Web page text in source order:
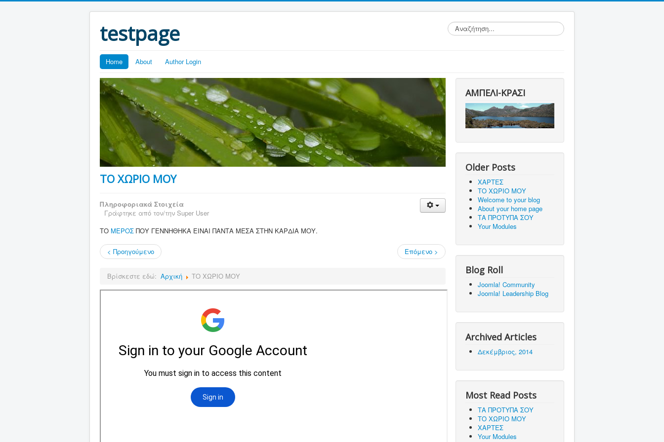
testpage Αναζήτηση...
Home About Author Login
ΤΟ ΧΩΡΙΟ ΜΟΥ
Πληροφοριακά Στοιχεία
Γράφτηκε από τον/την Super User
ΤΟ ΜΕΡΟΣ ΠΟΥ ΓΕΝΝΗΘΗΚΑ ΕΙΝΑΙ ΠΑΝΤΑ ΜΕΣΑ ΣΤΗΝ ΚΑΡΔΙΑ ΜΟΥ.
< Προηγούμενο Επόμενο >
Βρίσκεστε εδώ: Αρχική ΤΟ ΧΩΡΙΟ ΜΟΥ
ΑΜΠΕΛΙ-ΚΡΑΣΙ
Older Posts
ΧΑΡΤΕΣ
ΤΟ ΧΩΡΙΟ ΜΟΥ
Welcome to your blog
About your home page
ΤΑ ΠΡΟΤΥΠΑ ΣΟΥ
Your Modules
Blog Roll
Joomla! Community
Joomla! Leadership Blog
Archived Articles
Δεκέμβριος, 2014
Most Read Posts
ΤΑ ΠΡΟΤΥΠΑ ΣΟΥ
ΤΟ ΧΩΡΙΟ ΜΟΥ
ΧΑΡΤΕΣ
Your Modules